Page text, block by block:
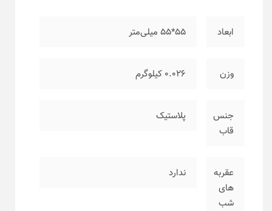
ابعاد ۵۵*۵۵ میلی‌متر
وزن ۰.۰۲۶ کیلوگرم
جنس
قاب
پلاستیک
عقربه
های
شب
ندارد